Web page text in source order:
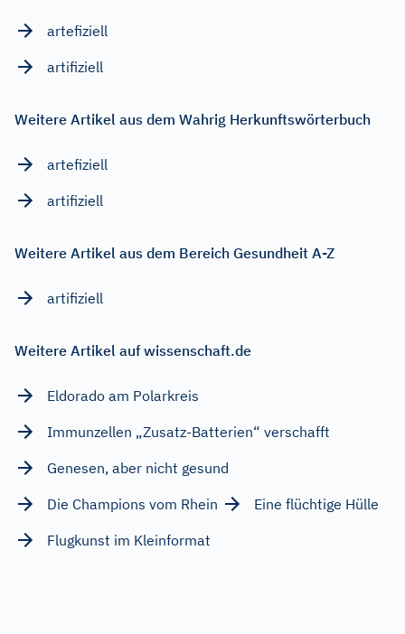
artefiziell
artifiziell
Weitere Artikel aus dem Wahrig Herkunftswörterbuch
artefiziell
artifiziell
Weitere Artikel aus dem Bereich Gesundheit A-Z
artifiziell
Weitere Artikel auf wissenschaft.de
Eldorado am Polarkreis
Immunzellen „Zusatz-Batterien“ verschafft
Genesen, aber nicht gesund
Die Champions vom Rhein
Eine flüchtige Hülle
Flugkunst im Kleinformat